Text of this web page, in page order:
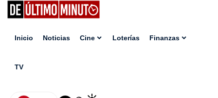
Inicio Noticias Cine Loterías Finanzas
TV